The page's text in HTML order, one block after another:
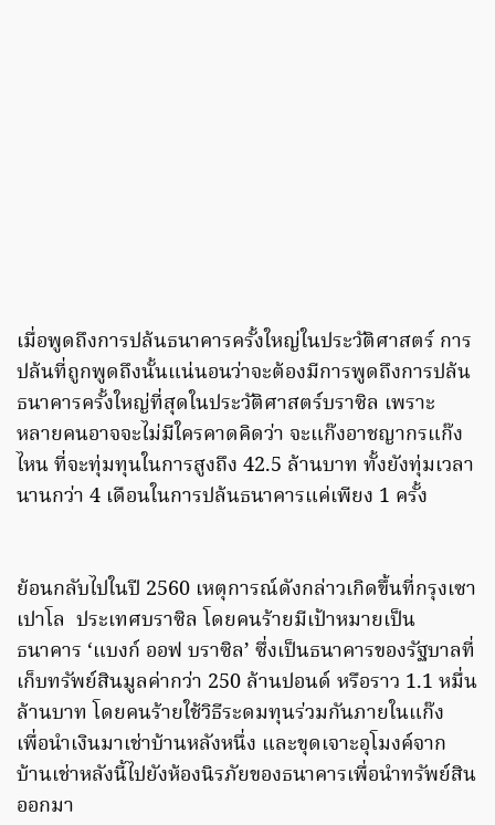
เมื่อพูดถึงการปล้นธนาคารครั้งใหญ่ในประวัติศาสตร์ การ
ปล้นที่ถูกพูดถึงนั้นแน่นอนว่าจะต้องมีการพูดถึงการปล้น
ธนาคารครั้งใหญ่ที่สุดในประวัติศาสตร์บราซิล เพราะ
หลายคนอาจจะไม่มีใครคาดคิดว่า จะแก๊งอาชญากรแก๊ง
ไหน ที่จะทุ่มทุนในการสูงถึง 42.5 ล้านบาท ทั้งยังทุ่มเวลา
นานกว่า 4 เดือนในการปล้นธนาคารแค่เพียง 1 ครั้ง
ย้อนกลับไปในปี 2560 เหตุการณ์ดังกล่าวเกิดขึ้นที่กรุงเซา
เปาโล ประเทศบราซิล โดยคนร้ายมีเป้าหมายเป็น
ธนาคาร ‘แบงก์ ออฟ บราซิล’ ซึ่งเป็นธนาคารของรัฐบาลที่
เก็บทรัพย์สินมูลค่ากว่า 250 ล้านปอนด์ หรือราว 1.1 หมื่น
ล้านบาท โดยคนร้ายใช้วิธีระดมทุนร่วมกันภายในแก๊ง
เพื่อนำเงินมาเช่าบ้านหลังหนึ่ง และขุดเจาะอุโมงค์จาก
บ้านเช่าหลังนี้ไปยังห้องนิรภัยของธนาคารเพื่อนำทรัพย์สิน
ออกมา